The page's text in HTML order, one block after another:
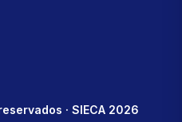
· SIECA 2026